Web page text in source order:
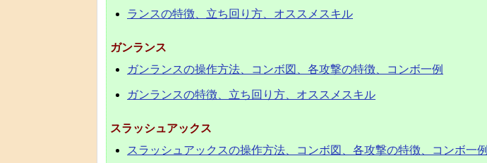
ランスの特徴、立ち回り方、オススメスキル
ガンランス
ガンランスの操作方法、コンボ図、各攻撃の特徴、コンボ一例
ガンランスの特徴、立ち回り方、オススメスキル
スラッシュアックス
スラッシュアックスの操作方法、コンボ図、各攻撃の特徴、コンボ一例